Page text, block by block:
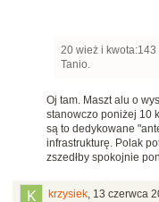
20 wież i
Tanio.
Oj tam. Maszt alu o
stanowczo poniżej 10
są to dedykowane
infrastrukturę. Polak
zszedłby spokojnie
krzysiek, 13 czerwca